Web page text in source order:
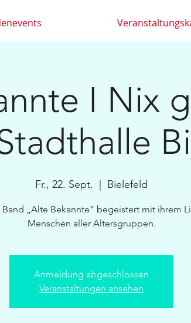
I Nix
Fr., 22. Sept. Bielefeld
„Alte Bekannte“ begeistert mit ihrem
Menschen aller Altersgruppen.
Anmeldung abgeschlossen
Veranstaltungen ansehen